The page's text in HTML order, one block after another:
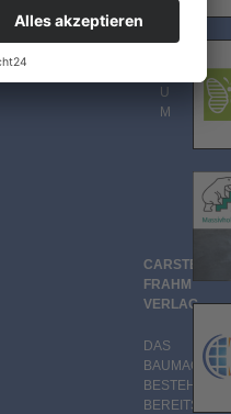
U
M
CARSTEN
FRAHM
VERLAG
DAS
BAUMAGAZIN
BESTEHT
BEREITS